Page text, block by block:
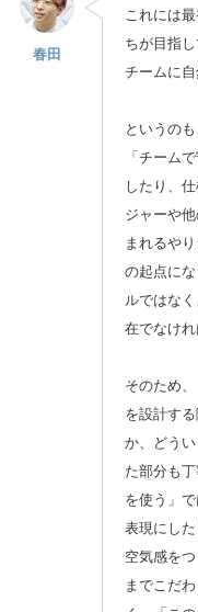
春田
これには
ちが目指
チームに自
というの
「チーム
したり、
ジャーや
まれるや
の起点に
ルではな
在でなけれ
そのため、
を設計す
か、どう
た部分も
を使う」
表現にし
空気感を
までこだ